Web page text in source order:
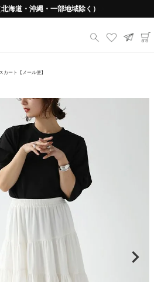
海道・沖縄・一部地域除く）
カート【メール便】